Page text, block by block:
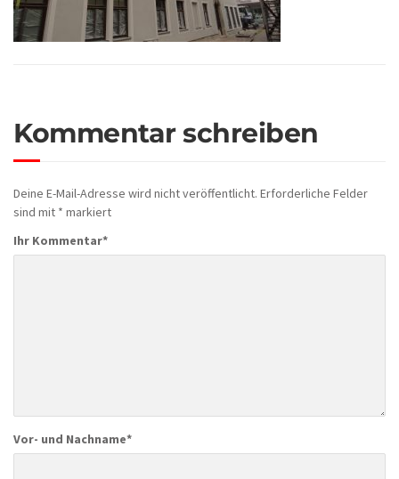
Kommentar schreiben
Deine E-Mail-Adresse wird nicht veröffentlicht. Erforderliche Felder
sind mit * markiert
Ihr Kommentar*
Vor- und Nachname*